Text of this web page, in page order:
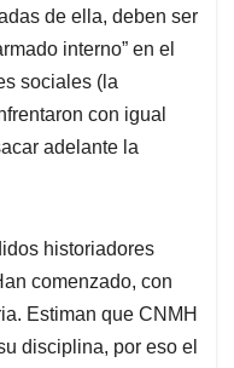
de ella, deben ser
interno” en el
sociales (la
con igual
adelante la
historiadores
comenzado, con
Estiman que CNMH
disciplina, por eso el